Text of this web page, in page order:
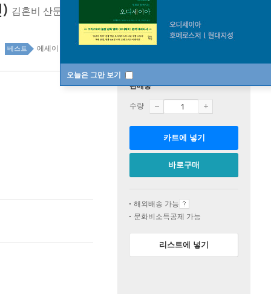
오늘은 그만 보기
김혼비 산문집
베스트 에세이 top20 4주
판매중
수량
카트에 넣기
바로구매
해외배송 가능
문화비소득공제 가능
리스트에 넣기